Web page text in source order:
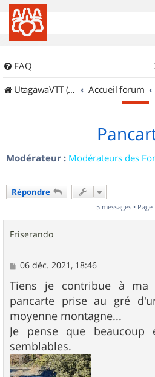
FAQ
UtagawaVTT (Randos VTT et VTTAE avec traces GPS)
Accueil forum
Modérateur : Modérateurs des
Répondre
5 messages • Page
Friserando
M
s
s
a
g
e
06 déc. 2021, 18:46
Tiens je contribue à ma
pancarte prise au gré
moyenne montagne...
Je pense que
semblables.